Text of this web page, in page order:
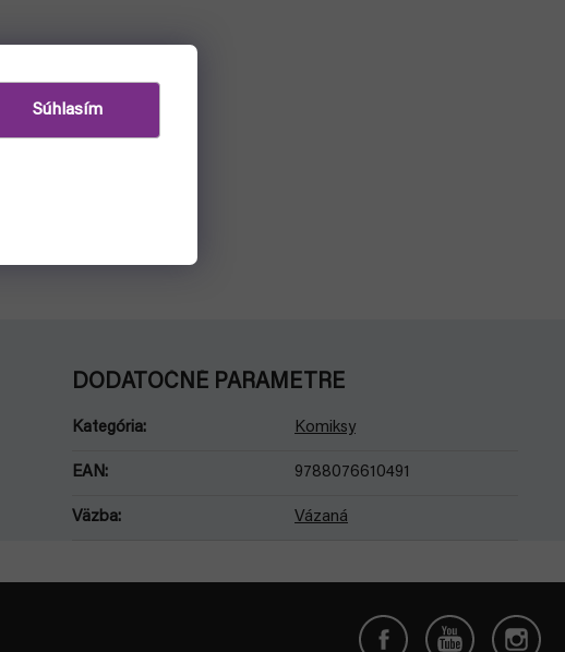
Súhlasím
DODATOČNÉ PARAMETRE
Kategória: Komiksy
EAN: 9788076610491
Väzba: Vázaná